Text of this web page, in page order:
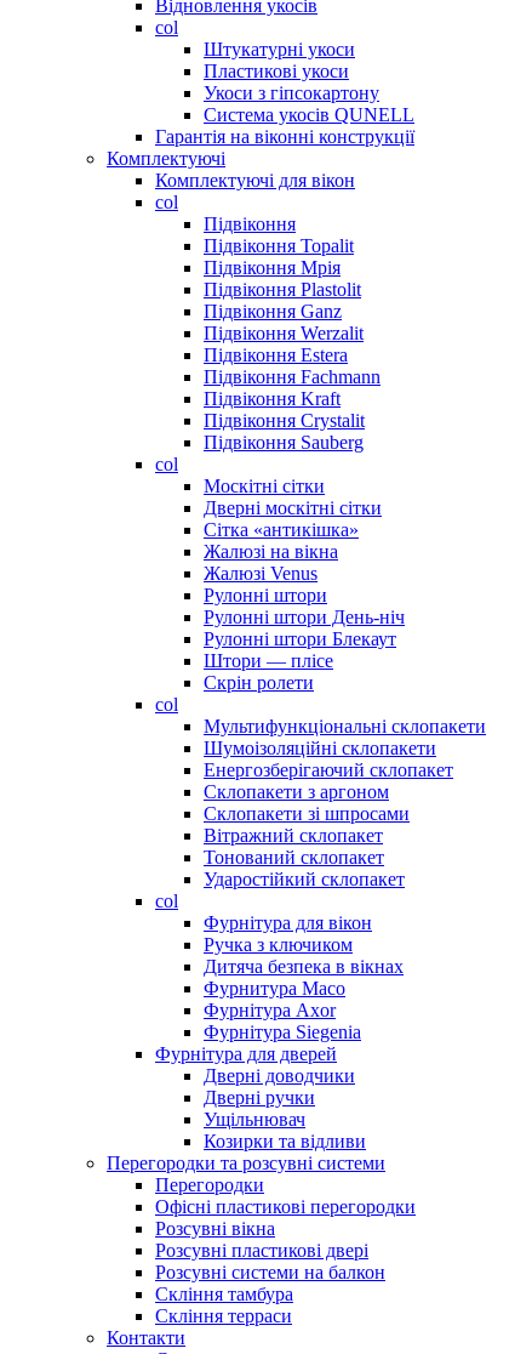
Відновлення укосів
col
Штукатурні укоси
Пластикові укоси
Укоси з гіпсокартону
Система укосів QUNELL
Гарантія на віконні конструкції
Комплектуючі
Комплектуючі для вікон
col
Підвіконня
Підвіконня Topalit
Підвіконня Мрія
Підвіконня Plastolit
Підвіконня Ganz
Підвіконня Werzalit
Підвіконня Estera
Підвіконня Fachmann
Підвіконня Kraft
Підвіконня Crystalit
Підвіконня Sauberg
col
Москітні сітки
Дверні москітні сітки
Сітка «антикішка»
Жалюзі на вікна
Жалюзі Venus
Рулонні штори
Рулонні штори День-ніч
Рулонні штори Блекаут
Штори — плісе
Скрін ролети
col
Мультифункціональні склопакети
Шумоізоляційні склопакети
Енергозберігаючий склопакет
Склопакети з аргоном
Склопакети зі шпросами
Вітражний склопакет
Тонований склопакет
Ударостійкий склопакет
col
Фурнітура для вікон
Ручка з ключиком
Дитяча безпека в вікнах
Фурнитура Maco
Фурнітура Axor
Фурнітура Siegenia
Фурнітура для дверей
Дверні доводчики
Дверні ручки
Ущільнювач
Козирки та відливи
Перегородки та розсувні системи
Перегородки
Офісні пластикові перегородки
Розсувні вікна
Розсувні пластикові двері
Розсувні системи на балкон
Скління тамбура
Скління терраси
Контакти